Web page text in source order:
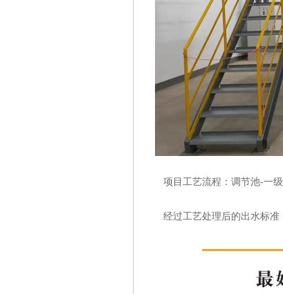
项目工艺流程：调节池-一级
经过工艺处理后的出水标准：